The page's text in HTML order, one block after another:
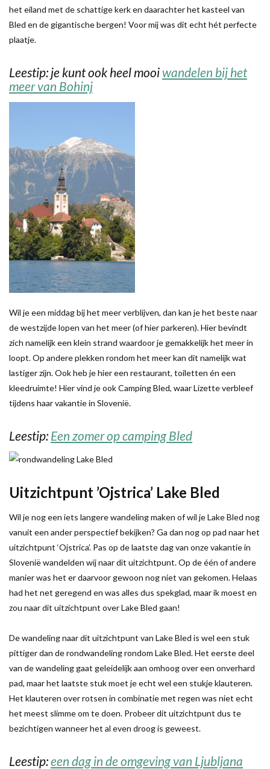
het eiland met de schattige kerk en daarachter het kasteel van
Bled en de gigantische bergen! Voor mij was dit echt hét perfecte
plaatje.
Leestip: je kunt ook heel mooi wandelen bij het
meer van Bohinj
Wil je een middag bij het meer verblijven, dan kan je het beste naar
de westzijde lopen van het meer (of hier parkeren). Hier bevindt
zich namelijk een klein strand waardoor je gemakkelijk het meer in
loopt. Op andere plekken rondom het meer kan dit namelijk wat
lastiger zijn. Ook heb je hier een restaurant, toiletten én een
kleedruimte! Hier vind je ook Camping Bled, waar Lizette verbleef
tijdens haar vakantie in Slovenië.
Leestip: Een zomer op camping Bled
Uitzichtpunt ’Ojstrica’ Lake Bled
Wil je nog een iets langere wandeling maken of wil je Lake Bled nog
vanuit een ander perspectief bekijken? Ga dan nog op pad naar het
uitzichtpunt ‘Ojstrica’. Pas op de laatste dag van onze vakantie in
Slovenië wandelden wij naar dit uitzichtpunt. Op de één of andere
manier was het er daarvoor gewoon nog niet van gekomen. Helaas
had het net geregend en was alles dus spekglad, maar ik moest en
zou naar dit uitzichtpunt over Lake Bled gaan!
De wandeling naar dit uitzichtpunt van Lake Bled is wel een stuk
pittiger dan de rondwandeling rondom Lake Bled. Het eerste deel
van de wandeling gaat geleidelijk aan omhoog over een onverhard
pad, maar het laatste stuk moet je echt wel een stukje klauteren.
Het klauteren over rotsen in combinatie met regen was niet echt
het meest slimme om te doen. Probeer dit uitzichtpunt dus te
bezichtigen wanneer het al even droog is geweest.
Leestip:een dag in de omgeving van Ljubljana